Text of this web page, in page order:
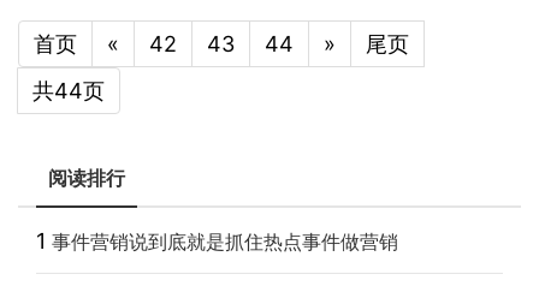
首页 « 42 43 44 »
尾页
共44页
阅读排行
1 事件营销说到底就是抓住热点事件做营销